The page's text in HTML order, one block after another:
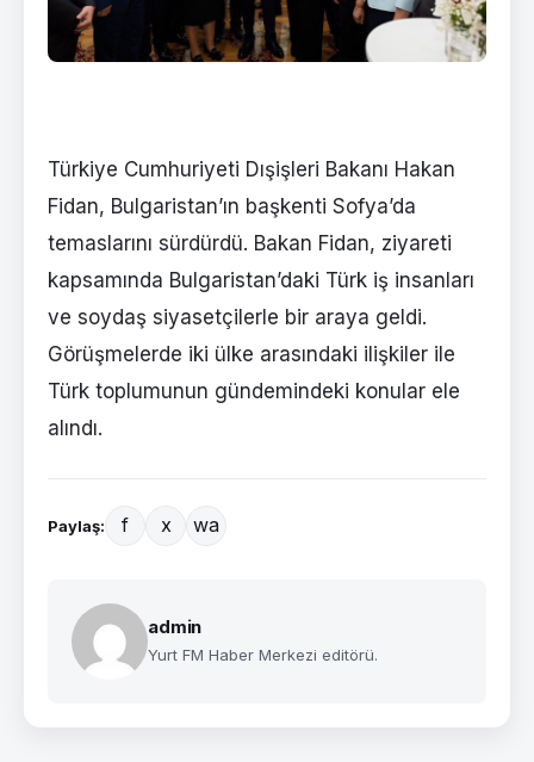
Türkiye Cumhuriyeti Dışişleri Bakanı Hakan
Fidan, Bulgaristan’ın başkenti Sofya’da
temaslarını sürdürdü. Bakan Fidan, ziyareti
kapsamında Bulgaristan’daki Türk iş insanları
ve soydaş siyasetçilerle bir araya geldi.
Görüşmelerde iki ülke arasındaki ilişkiler ile
Türk toplumunun gündemindeki konular ele
alındı.
Paylaş: f x wa
admin
Yurt FM Haber Merkezi editörü.